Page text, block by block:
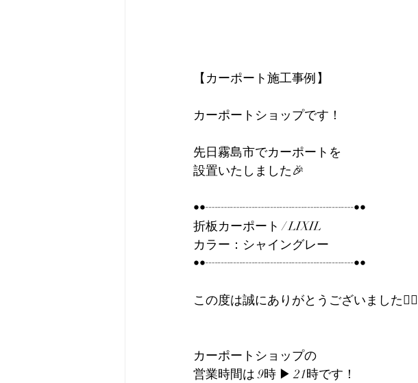
【カーポート施工事例】
カーポートショップです！
先日霧島市でカーポートを
設置いたしました🎉
••┈┈┈┈┈┈┈┈┈┈┈┈••
折板カーポート / LIXIL
カラー：シャイングレー
••┈┈┈┈┈┈┈┈┈┈┈┈••
この度は誠にありがとうございました🙇‍♀️
カーポートショップの
営業時間は 9時 ▶︎ 21時です！